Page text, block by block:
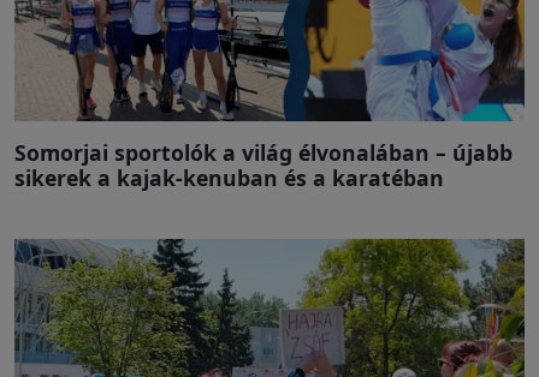
Somorjai sportolók a világ élvonalában – újabb
sikerek a kajak-kenuban és a karatéban